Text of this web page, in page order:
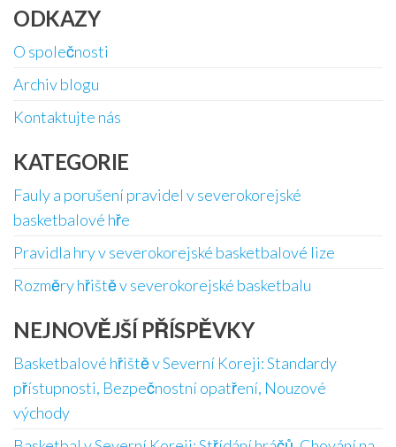
ODKAZY
O společnosti
Archiv blogu
Kontaktujte nás
KATEGORIE
Fauly a porušení pravidel v severokorejské
basketbalové hře
Pravidla hry v severokorejské basketbalové lize
Rozměry hřiště v severokorejské basketbalu
NEJNOVĚJŠÍ PŘÍSPĚVKY
Basketbalové hřiště v Severní Koreji: Standardy
přístupnosti, Bezpečnostní opatření, Nouzové
východy